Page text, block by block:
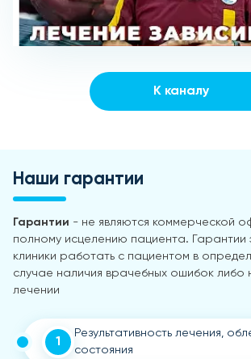
К каналу
Наши гарантии
Гарантии - не являются коммерческой
полному исцелению пациента.
клиники работать с пациентом в
случае наличия врачебных ошибок либо
лечении
1
Результативность лечения,
состояния